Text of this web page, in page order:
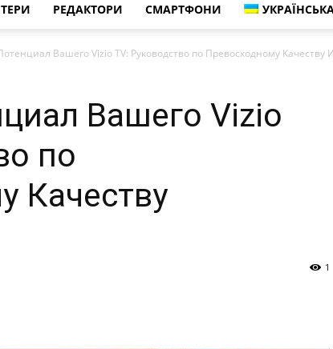
РЕДАКТОРИ СМАРТФОНИ
Вашего Vizio TV: Руководство по Превосходному Качеству
Вашего Vizio
по
Качеству
1